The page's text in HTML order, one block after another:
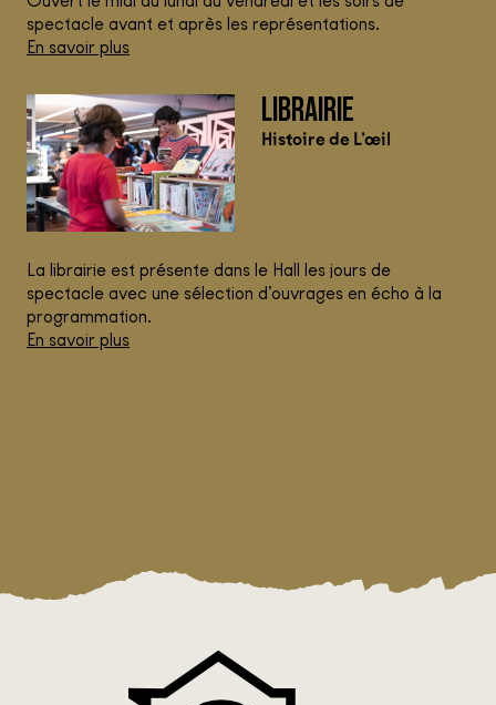
spectacle avant et après les représentations.
En savoir plus
LIBRAIRIE
Histoire de L’œil
La librairie est présente dans le Hall les jours de
spectacle avec une sélection d’ouvrages en écho à la
programmation.
En savoir plus